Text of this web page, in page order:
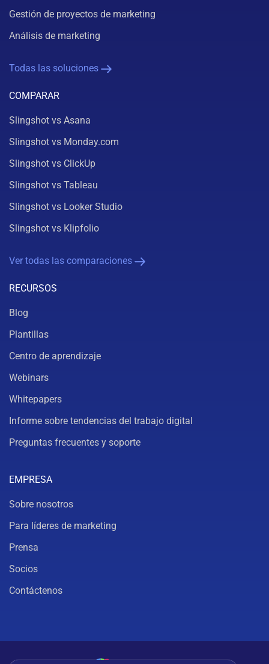
Gestión de proyectos de marketing
Análisis de marketing
Todas las soluciones
COMPARAR
Slingshot vs Asana
Slingshot vs Monday.com
Slingshot vs ClickUp
Slingshot vs Tableau
Slingshot vs Looker Studio
Slingshot vs Klipfolio
Ver todas las comparaciones
RECURSOS
Blog
Plantillas
Centro de aprendizaje
Webinars
Whitepapers
Informe sobre tendencias del trabajo digital
Preguntas frecuentes y soporte
EMPRESA
Sobre nosotros
Para líderes de marketing
Prensa
Socios
Contáctenos